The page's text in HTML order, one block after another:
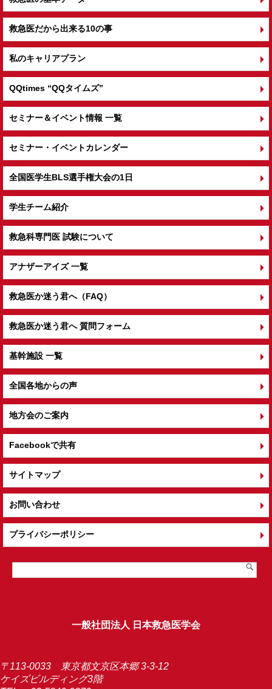
救急医だから出来る10の事
私のキャリアプラン
QQtimes “QQタイムズ”
セミナー＆イベント情報 一覧
セミナー・イベントカレンダー
全国医学生BLS選手権大会の1日
学生チーム紹介
救急科専門医 試験について
アナザーアイズ 一覧
救急医か迷う君へ（FAQ）
救急医か迷う君へ 質問フォーム
基幹施設 一覧
全国各地からの声
地方会のご案内
Facebookで共有
サイトマップ
お問い合わせ
プライバシーポリシー
一般社団法人 日本救急医学会
〒113-0033 東京都文京区本郷 3-3-12
ケイズビルディング3階